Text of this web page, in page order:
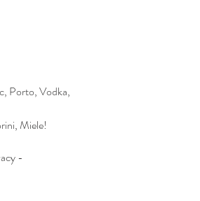
Porto, Vodka,
Miele!
-